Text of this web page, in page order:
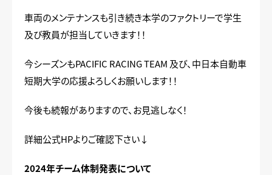
車両のメンテナンスも引き続き本学のファクトリーで学生
及び教員が担当していきます！！
今シーズンもPACIFIC RACING TEAM 及び、中日本自動車
短期大学の応援よろしくお願いします！！
今後も続報がありますので、お見逃しなく！
詳細公式HPよりご確認下さい↓
2024年チーム体制発表について